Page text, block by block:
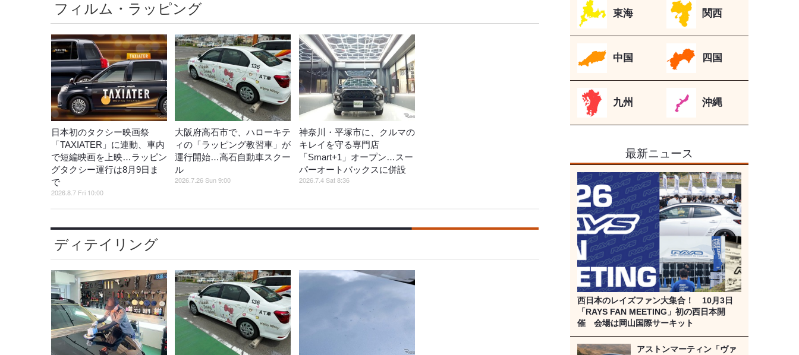
フィルム・ラッピング
日本初のタクシー映画祭
「TAXIATER」に連動、車内
で短編映画を上映…ラッピン
グタクシー運行は8月9日ま
で
2026.8.7 Fri 10:00
大阪府高石市で、ハローキテ
ィの「ラッピング教習車」が
運行開始…高石自動車スクー
ル
2026.7.26 Sun 9:00
神奈川・平塚市に、クルマの
キレイを守る専門店
「Smart+1」オープン…スー
パーオートバックスに併設
2026.7.4 Sat 8:36
ディテイリング
東海 関西
中国 四国
九州 沖縄
最新ニュース
西日本のレイズファン大集合！ 10月3日
「RAYS FAN MEETING」初の西日本開
催 会場は岡山国際サーキット
アストンマーティン「ヴァ